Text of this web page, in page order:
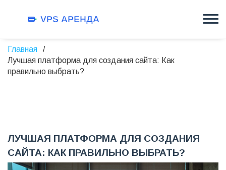
Главная
Лучшая платформа для создания сайта: Как
правильно выбрать?
ЛУЧШАЯ ПЛАТФОРМА ДЛЯ СОЗДАНИЯ
САЙТА: КАК ПРАВИЛЬНО ВЫБРАТЬ?